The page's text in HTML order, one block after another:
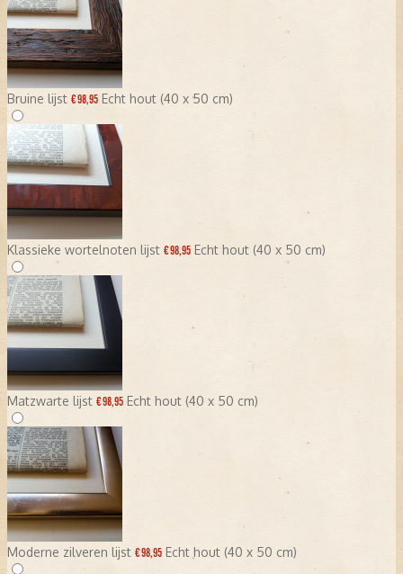
Bruine lijst € 98,95 Echt hout (40 x 50 cm)
Klassieke wortelnoten lijst € 98,95 Echt hout (40 x 50 cm)
Matzwarte lijst € 98,95 Echt hout (40 x 50 cm)
Moderne zilveren lijst € 98,95 Echt hout (40 x 50 cm)